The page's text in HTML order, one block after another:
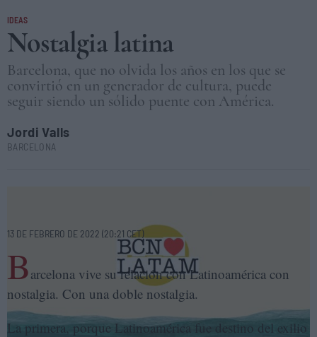
IDEAS
Nostalgia latina
Barcelona, que no olvida los años en los que se
convirtió en un generador de cultura, puede
seguir siendo un sólido puente con América.
Jordi Valls
BARCELONA
13 DE FEBRERO DE 2022 (20:21 CET)
Barcelona vive su relación con Latinoamérica con
nostalgia. Con una doble nostalgia.
La primera, porque Latinoamérica fue destino del exilio